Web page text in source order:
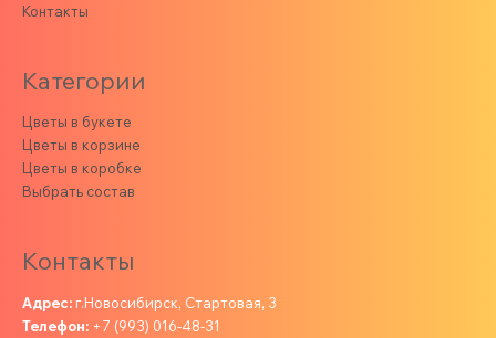
Контакты
Категории
Цветы в букете
Цветы в корзине
Цветы в коробке
Выбрать состав
Контакты
Адрес: г.Новосибирск, Стартовая, 3
Телефон: +7 (993) 016-48-31